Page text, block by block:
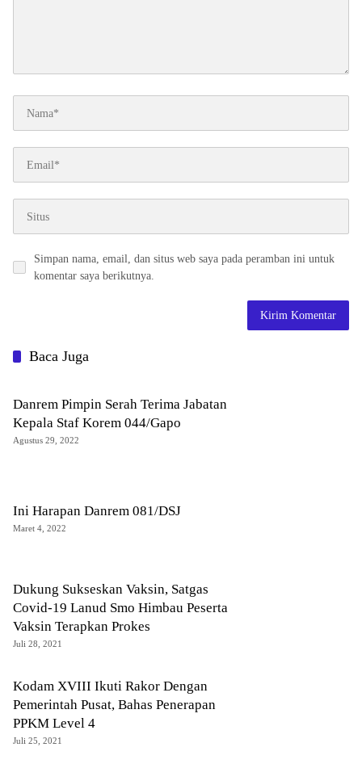
Simpan nama, email, dan situs web saya pada peramban ini untuk
komentar saya berikutnya.
Baca Juga
Danrem Pimpin Serah Terima Jabatan
Kepala Staf Korem 044/Gapo
Agustus 29, 2022
Ini Harapan Danrem 081/DSJ
Maret 4, 2022
Dukung Sukseskan Vaksin, Satgas
Covid-19 Lanud Smo Himbau Peserta
Vaksin Terapkan Prokes
Juli 28, 2021
Kodam XVIII Ikuti Rakor Dengan
Pemerintah Pusat, Bahas Penerapan
PPKM Level 4
Juli 25, 2021